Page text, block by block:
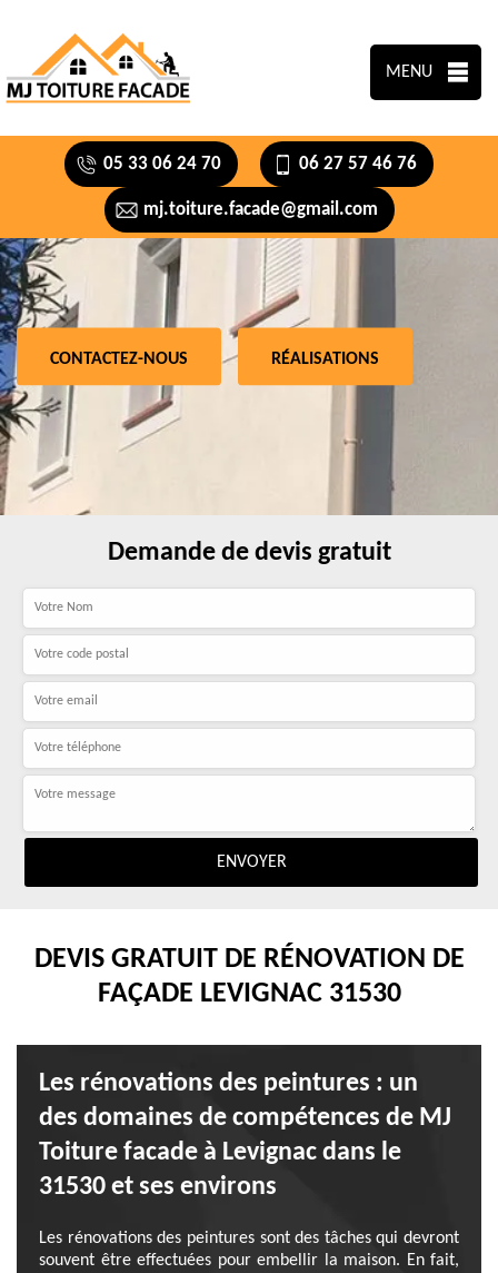
MENU
05 33 06 24 70 06 27 57 46 76
mj.toiture.facade@gmail.com
CONTACTEZ-NOUS RÉALISATIONS
Demande de devis gratuit
DEVIS GRATUIT DE RÉNOVATION DE
FAÇADE LEVIGNAC 31530
Les rénovations des peintures : un
des domaines de compétences de MJ
Toiture facade à Levignac dans le
31530 et ses environs
Les rénovations des peintures sont des tâches qui devront
souvent être effectuées pour embellir la maison. En fait,